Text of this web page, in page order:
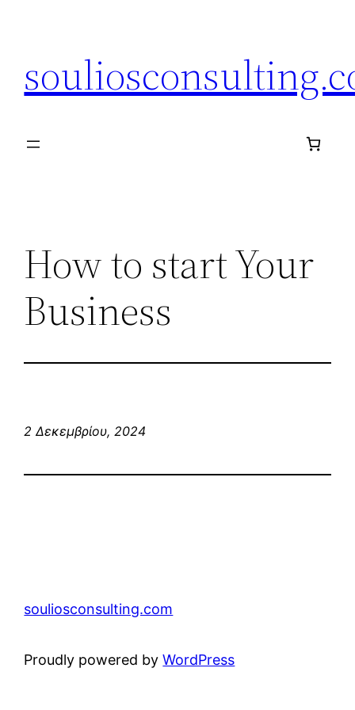
περιεχόμενο
How to start Your
Business
2 Δεκεμβρίου, 2024
souliosconsulting.com
Proudly powered byWordPress